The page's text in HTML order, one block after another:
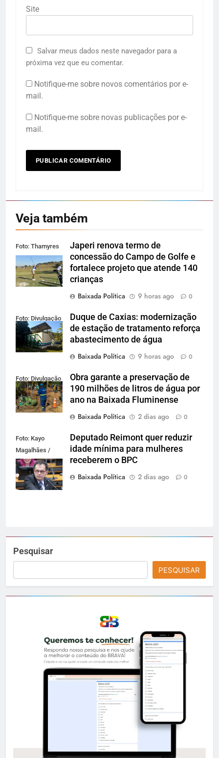
Site
Salvar meus dados neste navegador para a
próxima vez que eu comentar.
Notifique-me sobre novos comentários por e-
mail.
Notifique-me sobre novas publicações por e-
mail.
Veja também
Foto: Thamyres
Cardoso
Japeri renova termo de
concessão do Campo de Golfe e
fortalece projeto que atende 140
crianças
Baixada Política
9 horas ago 0
Foto: Divulgação
Duque de Caxias: modernização
de estação de tratamento reforça
abastecimento de água
Baixada Política
9 horas ago 0
Foto: Divulgação
Obra garante a preservação de
190 milhões de litros de água por
ano na Baixada Fluminense
Baixada Política
2 dias ago 0
Foto: Kayo
Magalhães /
Câmara dos
Deputados
Deputado Reimont quer reduzir
idade mínima para mulheres
receberem o BPC
Baixada Política
2 dias ago 0
Pesquisar
PESQUISAR